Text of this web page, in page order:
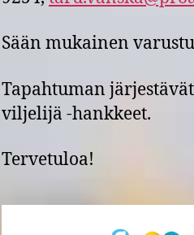
Sään mukainen
Tapahtuman
viljelijä -hankkeet.
Tervetuloa!